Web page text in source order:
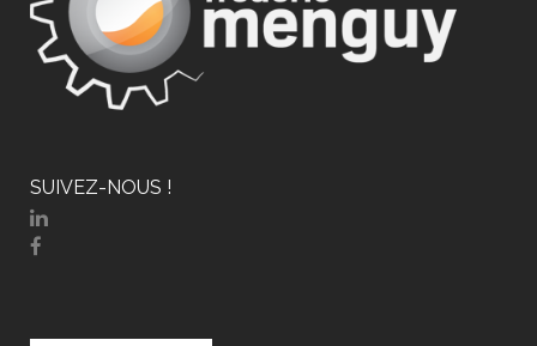
SUIVEZ-NOUS !